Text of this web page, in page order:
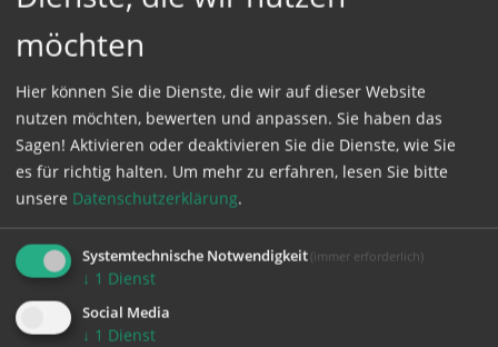
GESCHÜTZTER BEREICH
Bitte melden Sie sich mit Ihrem Benutzernamen
und Passwort an.
Benutzername
Passwort
möchten
Hier können Sie die Dienste, die wir auf dieser Website
nutzen möchten, bewerten und anpassen. Sie haben das
Sagen! Aktivieren oder deaktivieren Sie die Dienste, wie Sie
es für richtig halten. Um mehr zu erfahren, lesen Sie bitte
unsere Datenschutzerklärung.
Systemtechnische Notwendigkeit (immer erforderlich)
↓ 1 Dienst
Social Media
↓ 1 Dienst